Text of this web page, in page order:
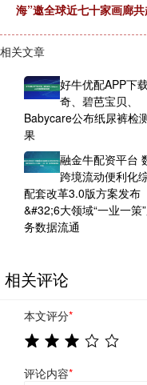
海”邀全球近七十家画廊
相关文章
好牛优配APP下
奇、碧芭宝贝、
Babycare公布纸尿裤检
果
融金牛配资平台
跨境流动便利化
配套改革3.0版方案发布
&#32;6大领域“一业一策
务数据流通
相关评论
本文评分*
评论内容*